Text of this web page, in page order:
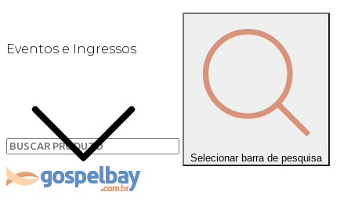
Eventos e Ingressos
Selecionar barra de pesquisa